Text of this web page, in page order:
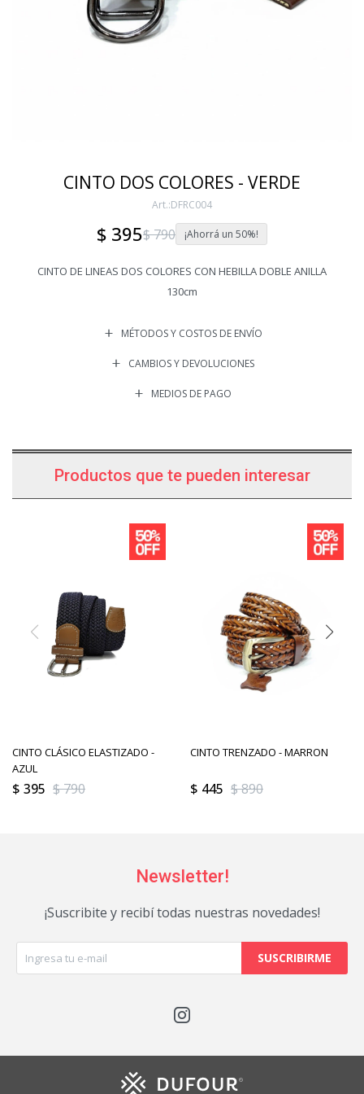
CINTO DOS COLORES - VERDE
DFRC004
$ 395$790 50
CINTO DE LINEAS DOS COLORES CON HEBILLA DOBLE ANILLA
130cm
MÉTODOS Y COSTOS DE ENVÍO
CAMBIOS Y DEVOLUCIONES
MEDIOS DE PAGO
Productos que te pueden interesar
CINTO CLÁSICO ELASTIZADO -
AZUL
$ 395 $790
CINTO TRENZADO - MARRON
$ 445 $890
Newsletter!
¡Suscribite y recibí todas nuestras novedades!
SUSCRIBIRME
